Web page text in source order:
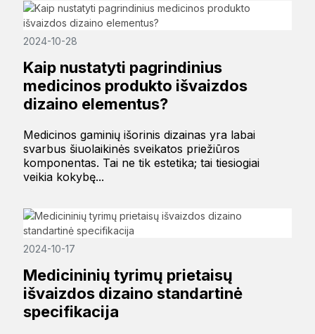
2024-10-28
Kaip nustatyti pagrindinius
medicinos produkto išvaizdos
dizaino elementus?
Medicinos gaminių išorinis dizainas yra labai
svarbus šiuolaikinės sveikatos priežiūros
komponentas. Tai ne tik estetika; tai tiesiogiai
veikia kokybę...
2024-10-17
Medicininių tyrimų prietaisų
išvaizdos dizaino standartinė
specifikacija